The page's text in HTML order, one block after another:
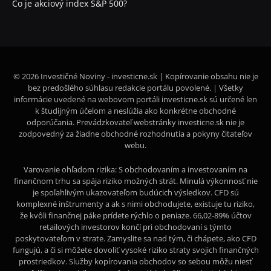
Čo je akciový index S&P 500?
© 2026 Investičné Noviny - investicne.sk | Kopírovanie obsahu nie je
bez predošlého súhlasu redakcie portálu povolené. | Všetky
informácie uvedené na webovom portáli investicne.sk sú určené len
k študijným účelom a neslúžia ako konkrétne obchodné
odporúčania. Prevádzkovateľ webstránky investicne.sk nie je
zodpovedný za žiadne obchodné rozhodnutia a pokyny čitateľov
webu.
Varovanie ohľadom rizika: S obchodovaním a investovaním na
finančnom trhu sa spája riziko možných strát. Minulá výkonnosť nie
je spoľahlivým ukazovateľom budúcich výsledkov. CFD sú
komplexné inštrumenty a ak s nimi obchodujete, existuje tu riziko,
že kvôli finančnej páke prídete rýchlo o peniaze. 66,02-89% účtov
retailových investorov končí pri obchodovaní s týmto
poskytovateľom v strate. Zamyslite sa nad tým, či chápete, ako CFD
fungujú, a či si môžete dovoliť vysoké riziko straty svojich finančných
prostriedkov. Služby kopírovania obchodov so sebou môžu niesť